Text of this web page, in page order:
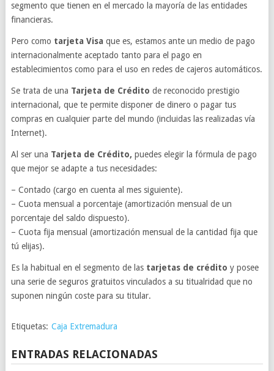
segmento que tienen en el mercado la mayoría de las entidades
financieras.
Pero como tarjeta Visa que es, estamos ante un medio de pago
internacionalmente aceptado tanto para el pago en
establecimientos como para el uso en redes de cajeros automáticos.
Se trata de una Tarjeta de Crédito de reconocido prestigio
internacional, que te permite disponer de dinero o pagar tus
compras en cualquier parte del mundo (incluidas las realizadas vía
Internet).
Al ser una Tarjeta de Crédito, puedes elegir la fórmula de pago
que mejor se adapte a tus necesidades:
– Contado (cargo en cuenta al mes siguiente).
– Cuota mensual a porcentaje (amortización mensual de un
porcentaje del saldo dispuesto).
– Cuota fija mensual (amortización mensual de la cantidad fija que
tú elijas).
Es la habitual en el segmento de las tarjetas de crédito y posee
una serie de seguros gratuitos vinculados a su titualridad que no
suponen ningún coste para su titular.
Etiquetas: Caja Extremadura
ENTRADAS RELACIONADAS